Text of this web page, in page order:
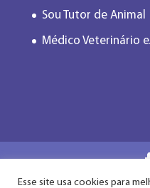
Sou Tutor de Animal
Médico Veterinário
Esse site usa cookies para